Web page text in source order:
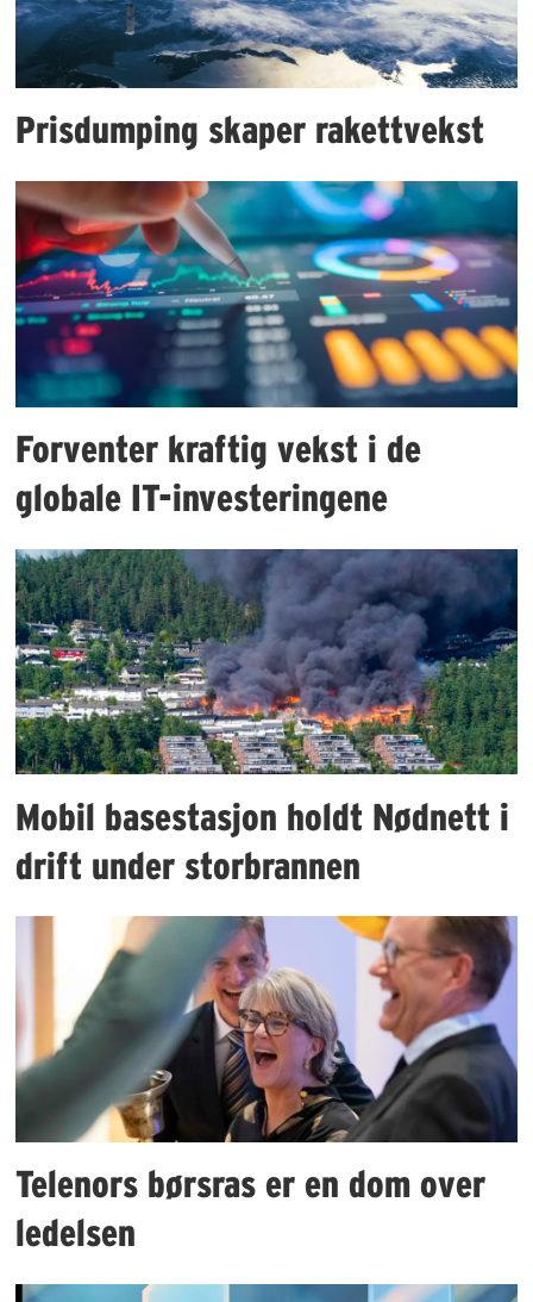
Prisdumping skaper rakettvekst
Forventer kraftig vekst i de
globale IT-investeringene
Mobil basestasjon holdt Nødnett i
drift under storbrannen
Telenors børsras er en dom over
ledelsen